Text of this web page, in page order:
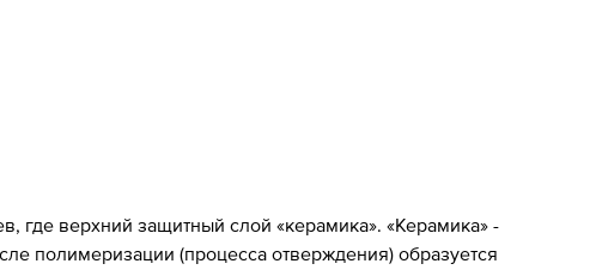
где верхний защитный слой «керамика». «Керамика» -
полимеризации (процесса отверждения) образуется